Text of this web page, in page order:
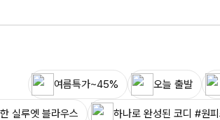
여름특가~45% 오늘 출발
실루엣 블라우스 하나로 완성된 코디 #원